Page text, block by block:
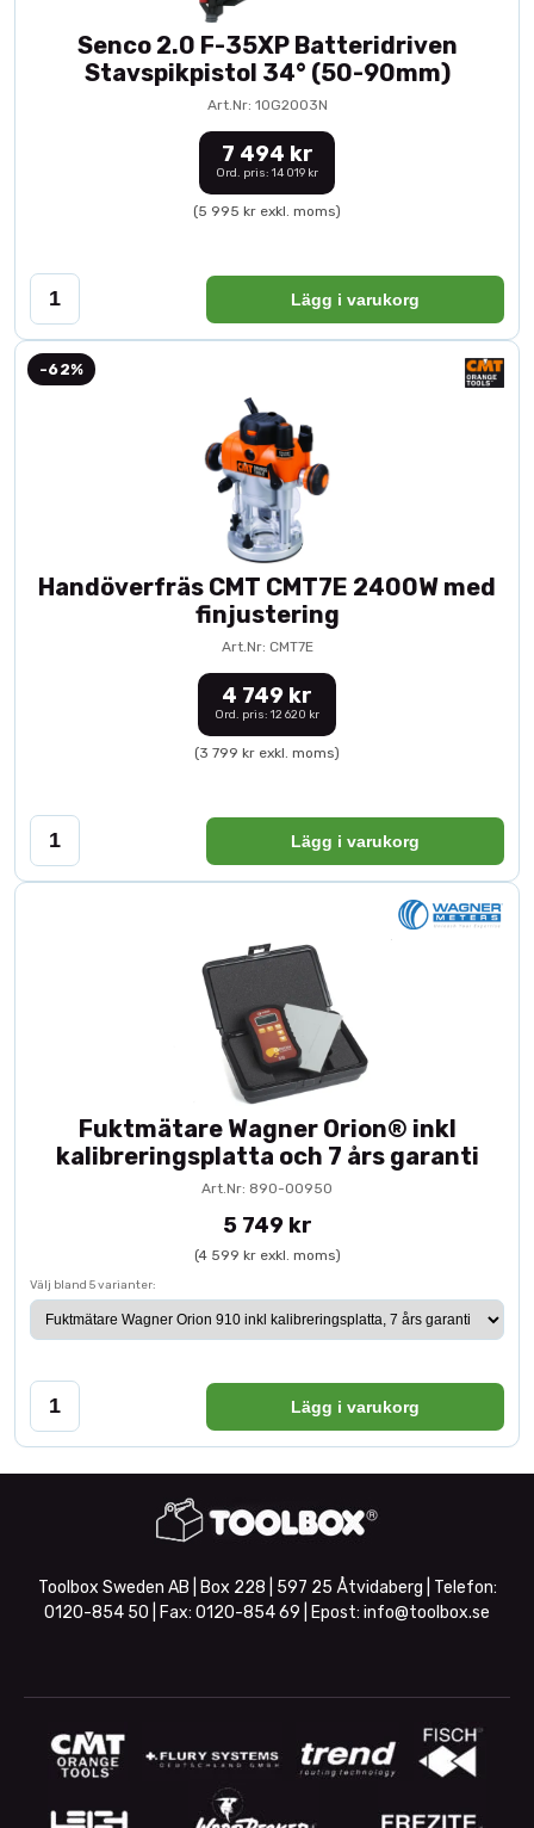
Senco 2.0 F-35XP Batteridriven
Stavspikpistol 34° (50-90mm)
Art.Nr: 10G2003N
7 494 kr
Ord. pris: 14 019 kr
(5 995 kr exkl. moms)
Lägg i varukorg
-62%
Handöverfräs CMT CMT7E 2400W med
finjustering
Art.Nr: CMT7E
4 749 kr
Ord. pris: 12 620 kr
(3 799 kr exkl. moms)
Lägg i varukorg
Fuktmätare Wagner Orion® inkl
kalibreringsplatta och 7 års garanti
Art.Nr: 890-00950
5 749 kr
(4 599 kr exkl. moms)
Välj bland 5 varianter:
Lägg i varukorg
Toolbox Sweden AB | Box 228 | 597 25 Åtvidaberg | Telefon:
0120-854 50 | Fax: 0120-854 69 | Epost: info@toolbox.se